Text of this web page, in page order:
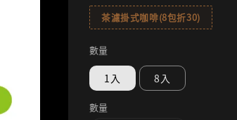
茶濾掛式咖啡(8包折30)
數量
1入 8入
數量